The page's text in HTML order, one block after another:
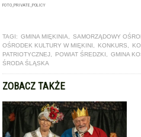
FOTO_PRIVATE_POLICY
TAGI: GMINA MIĘKINIA, SAMORZĄDOWY
OŚRODEK KULTURY W MIĘKINI, KONKURS,
PATRIOTYCZNEJ, POWIAT ŚREDZKI, GMINA
ŚRODA ŚLĄSKA
ZOBACZ TAKŻE